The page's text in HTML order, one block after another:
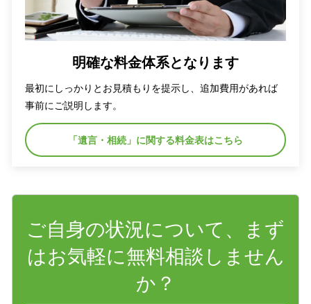
明確な料金体系となります
最初にしっかりとお見積もりを提示し、追加費用があれば
事前にご説明します。
「遺言・相続」に関する料金表はこちら
ご自身の状況について、まず
はお気軽に無料相談しません
か？